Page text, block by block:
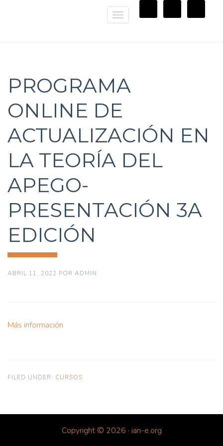
Toggle
PROGRAMA
ONLINE DE
ACTUALIZACIÓN EN
LA TEORÍA DEL
APEGO-
PRESENTACIÓN 3A
EDICIÓN
ABRIL 11, 2022 POR ADMIN
Más información
FILED UNDER: CURSOS
Copyright © 2026 · ian-e.org